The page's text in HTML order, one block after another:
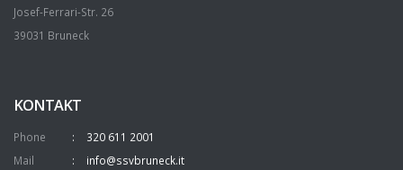
Josef-Ferrari-Str. 26
39031 Bruneck
KONTAKT
Phone
320 611 2001
Mail
info@ssvbruneck.it